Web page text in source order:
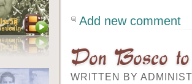
Add new comment
Don Bosco
WRITTEN BY